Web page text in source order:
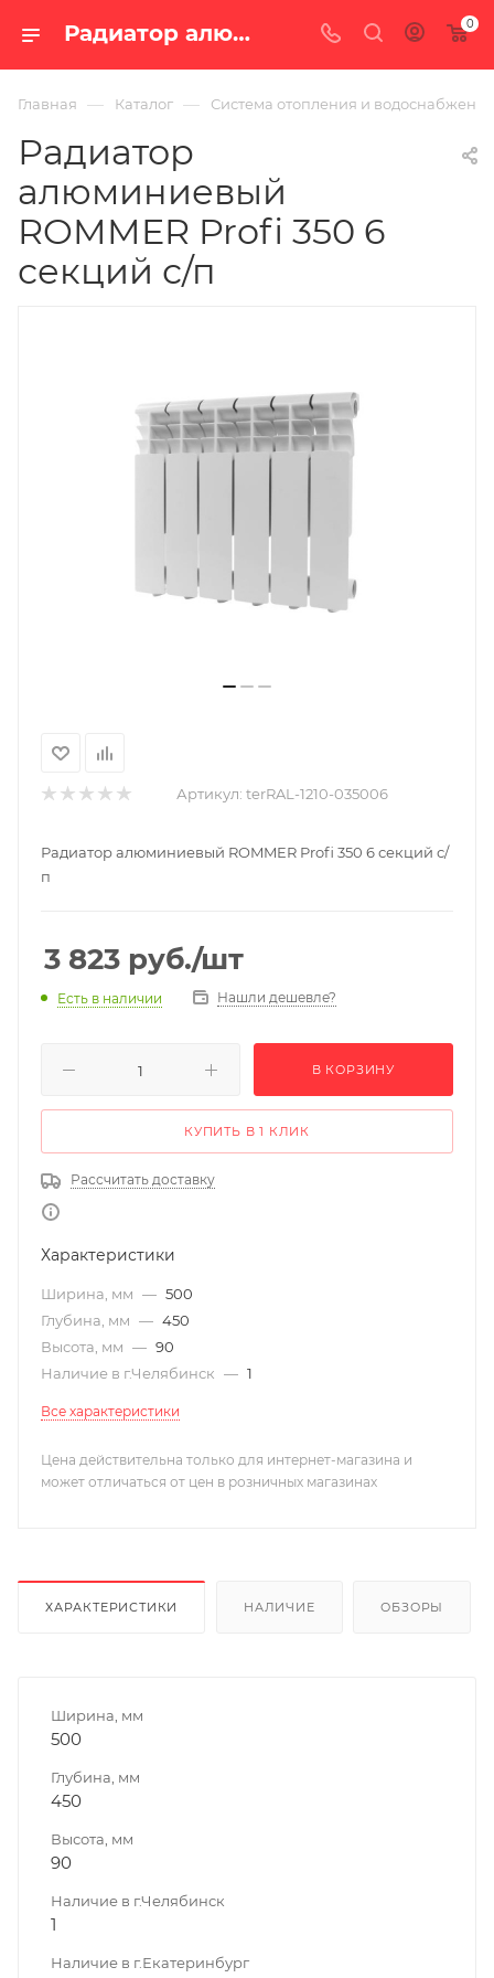
Радиатор алюминиевый ROMMER Profi 350 6 секций с/п — цена в Екатеринбурге, купить в интернет-магазине «100 печей.ру» 0
Главная — Каталог — Система отопления и водоснабжения
Радиатор
алюминиевый
ROMMER Profi 350 6
секций с/п
Артикул: terRAL-1210-035006
Радиатор алюминиевый ROMMER Profi 350 6 секций с/
п
3 823 руб./шт
Есть в наличии Нашли дешевле?
В КОРЗИНУ
КУПИТЬ В 1 КЛИК
Рассчитать доставку
Характеристики
Ширина, мм — 500
Глубина, мм — 450
Высота, мм — 90
Наличие в г.Челябинск — 1
Все характеристики
Цена действительна только для интернет-магазина и
может отличаться от цен в розничных магазинах
ХАРАКТЕРИСТИКИ НАЛИЧИЕ ОБЗОРЫ
Ширина, мм
500
Глубина, мм
450
Высота, мм
90
Наличие в г.Челябинск
1
Наличие в г.Екатеринбург